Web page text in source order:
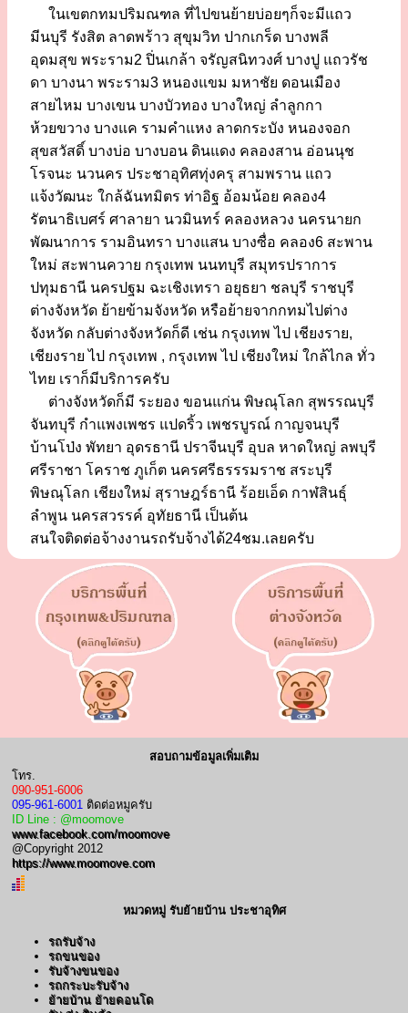
ในเขตกทมปริมณฑล ที่ไปขนย้ายบ่อยๆก็จะมีแถว
มีนบุรี รังสิต ลาดพร้าว สุขุมวิท ปากเกร็ด บางพลี
อุดมสุข พระราม2 ปิ่นเกล้า จรัญสนิทวงศ์ บางปู แถวรัช
ดา บางนา พระราม3 หนองแขม มหาชัย ดอนเมือง
สายไหม บางเขน บางบัวทอง บางใหญ่ ลำลูกกา
ห้วยขวาง บางแค รามคำแหง ลาดกระบัง หนองจอก
สุขสวัสดิ์ บางบ่อ บางบอน ดินแดง คลองสาน อ่อนนุช
โรจนะ นวนคร ประชาอุทิศทุ่งครุ สามพราน แถว
แจ้งวัฒนะ ใกล้ฉันทมิตร ท่าอิฐ อ้อมน้อย คลอง4
รัตนาธิเบศร์ ศาลายา นวมินทร์ คลองหลวง นครนายก
พัฒนาการ รามอินทรา บางแสน บางซื่อ คลอง6 สะพาน
ใหม่ สะพานควาย กรุงเทพ นนทบุรี สมุทรปราการ
ปทุมธานี นครปฐม ฉะเชิงเทรา อยุธยา ชลบุรี ราชบุรี
ต่างจังหวัด ย้ายข้ามจังหวัด หรือย้ายจากกทมไปต่าง
จังหวัด กลับต่างจังหวัดก็ดี เช่น กรุงเทพ ไป เชียงราย,
เชียงราย ไป กรุงเทพ , กรุงเทพ ไป เชียงใหม่ ใกล้ไกล ทั่ว
ไทย เราก็มีบริการครับ
ต่างจังหวัดก็มี ระยอง ขอนแก่น พิษณุโลก สุพรรณบุรี
จันทบุรี กำแพงเพชร แปดริ้ว เพชรบูรณ์ กาญจนบุรี
บ้านโป่ง พัทยา อุดรธานี ปราจีนบุรี อุบล หาดใหญ่ ลพบุรี
ศรีราชา โคราช ภูเก็ต นครศรีธรรรมราช สระบุรี
พิษณุโลก เชียงใหม่ สุราษฎร์ธานี ร้อยเอ็ด กาฬสินธุ์
ลำพูน นครสวรรค์ อุทัยธานี เป็นต้น
สนใจติดต่อจ้างงานรถรับจ้างได้24ชม.เลยครับ
สอบถามข้อมูลเพิ่มเติม
โทร.
090-951-6006
095-961-6001 ติดต่อหมูครับ
ID Line : @moomove
www.facebook.com/moomove
@Copyright 2012
https://www.moomove.com
หมวดหมู่ รับย้ายบ้าน ประชาอุทิศ
รถรับจ้าง
รถขนของ
รับจ้างขนของ
รถกระบะรับจ้าง
ย้ายบ้าน ย้ายคอนโด